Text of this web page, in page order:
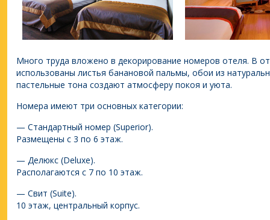
Много труда вложено в декорирование номеров отеля. В
использованы листья банановой пальмы, обои из
пастельные тона создают атмосферу покоя и уюта.
Номера имеют три основных категории:
— Стандартный номер (Superior).
Размещены с 3 по 6 этаж.
— Делюкс (Deluxe).
Располагаются с 7 по 10 этаж.
— Свит (Suite).
10 этаж, центральный корпус.